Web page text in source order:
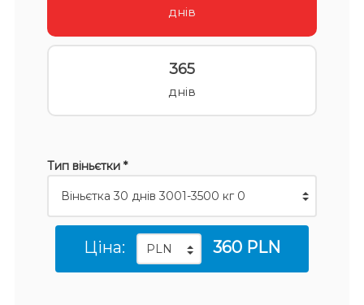
днів
365
днів
Тип віньєтки *
Ціна: 360 PLN